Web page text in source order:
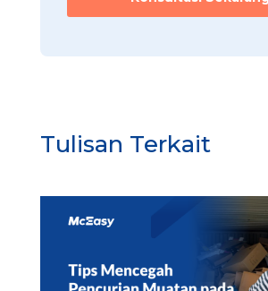
Tulisan Terkait